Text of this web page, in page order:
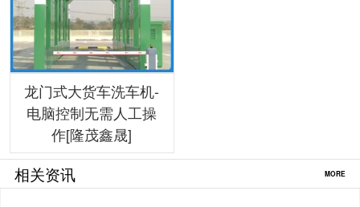
龙门式大货车洗车机-
电脑控制无需人工操
作[隆茂鑫晟]
相关资讯 MORE